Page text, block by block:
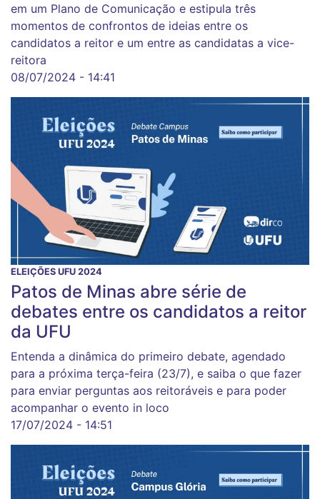
em um Plano de Comunicação e estipula três
momentos de confrontos de ideias entre os
candidatos a reitor e um entre as candidatas a vice-
reitora
08/07/2024 - 14:41
ELEIÇÕES UFU 2024
Patos de Minas abre série de
debates entre os candidatos a reitor
da UFU
Entenda a dinâmica do primeiro debate, agendado
para a próxima terça-feira (23/7), e saiba o que fazer
para enviar perguntas aos reitoráveis e para poder
acompanhar o evento in loco
17/07/2024 - 14:51